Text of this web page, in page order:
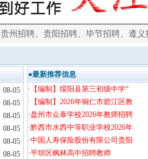
贵州招聘、 贵阳招聘、 毕节招聘、 遵义
08-05
08-05
08-05
08-05
08-05
08-05
●最新推荐信息
· 【编制】绥阳县第三初级中学“
· 【编制】2026年铜仁市碧江区教
·盘州市众泰学校2026年教师招聘
·黔西市水西中等职业学校2026年
·中国人寿保险股份有限公司贵阳
·平坝区枫林高中招聘教师